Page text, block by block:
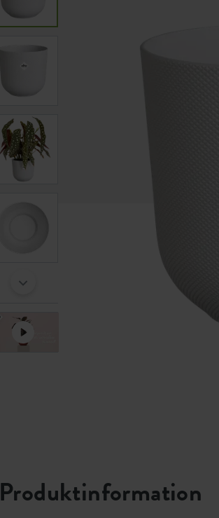
Produktinformation